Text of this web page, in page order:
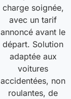
charge soignée,
avec un tarif
annoncé avant le
départ. Solution
adaptée aux
voitures
accidentées, non
roulantes, de